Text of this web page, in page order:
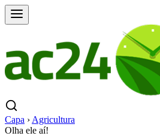
Capa › Agricultura
Olha ele aí!